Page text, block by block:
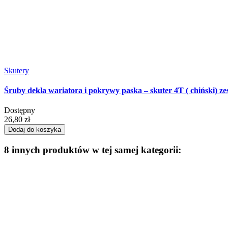
Skutery
Śruby dekla wariatora i pokrywy paska – skuter 4T ( chiński)
Dostępny
26,80 zł
Dodaj do koszyka
8 innych produktów w tej samej kategorii: